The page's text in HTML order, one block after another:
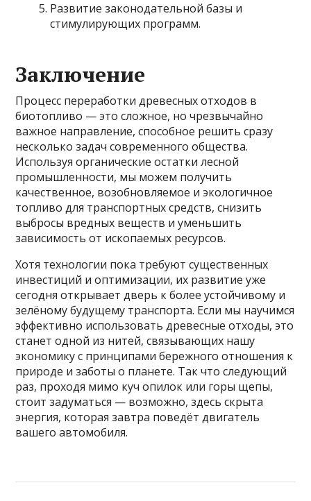
Развитие законодательной базы и
стимулирующих программ.
Заключение
Процесс переработки древесных отходов в
биотопливо — это сложное, но чрезвычайно
важное направление, способное решить сразу
несколько задач современного общества.
Используя органические остатки лесной
промышленности, мы можем получить
качественное, возобновляемое и экологичное
топливо для транспортных средств, снизить
выбросы вредных веществ и уменьшить
зависимость от ископаемых ресурсов.
Хотя технологии пока требуют существенных
инвестиций и оптимизации, их развитие уже
сегодня открывает дверь к более устойчивому и
зелёному будущему транспорта. Если мы научимся
эффективно использовать древесные отходы, это
станет одной из нитей, связывающих нашу
экономику с принципами бережного отношения к
природе и заботы о планете. Так что следующий
раз, проходя мимо куч опилок или горы щепы,
стоит задуматься — возможно, здесь скрыта
энергия, которая завтра поведёт двигатель
вашего автомобиля.